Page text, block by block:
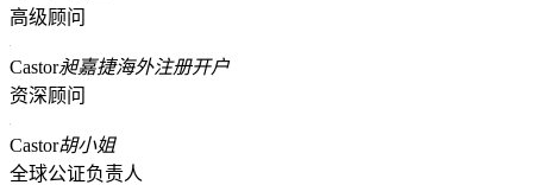
高级顾问
Castor昶嘉捷海外注册开户
资深顾问
Castor胡小姐
全球公证负责人